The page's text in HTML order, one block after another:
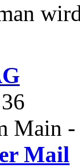
Main
Mail